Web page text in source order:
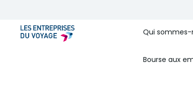
Qui sommes-
Bourse aux